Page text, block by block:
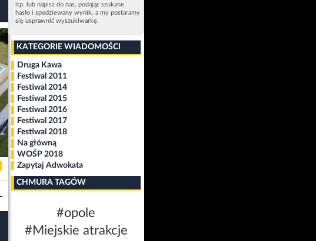
itp. lub napisz do nas, podając szukane
hasło i spodziewany wynik, a my postaramy
się usprawnić wyszukiwarkę.
KATEGORIE WIADOMOŚCI
Druga Kawa
Festiwal 2011
Festiwal 2014
Festiwal 2015
Festiwal 2016
Festiwal 2017
Festiwal 2018
Na główną
WOŚP 2018
Zapytaj Adwokata
CHMURA TAGÓW
#opole
#Miejskie atrakcje